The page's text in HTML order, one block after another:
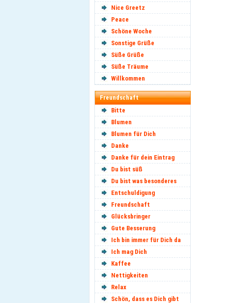
Nice Greetz
Peace
Schöne Woche
Sonstige Grüße
Süße Grüße
Süße Träume
Willkommen
Freundschaft
Bitte
Blumen
Blumen für Dich
Danke
Danke für dein Eintrag
Du bist süß
Du bist was besonderes
Entschuldigung
Freundschaft
Glücksbringer
Gute Besserung
Ich bin immer für Dich da
Ich mag Dich
Kaffee
Nettigkeiten
Relax
Schön, dass es Dich gibt